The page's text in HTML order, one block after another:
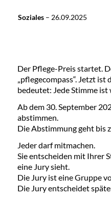
Soziales– 26.09.2025
Der Pflege-Preis startet.
„pflegecompass“. Jetzt ist
bedeutet: Jede Stimme ist
Ab dem 30. September
abstimmen.
Die Abstimmung geht bis
Jeder darf mitmachen.
Sie entscheiden mit Ihrer
eine Jury sieht.
Die Jury ist eine Gruppe
Die Jury entscheidet